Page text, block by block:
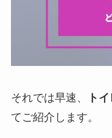
それでは早速、 ト
てご紹介します。